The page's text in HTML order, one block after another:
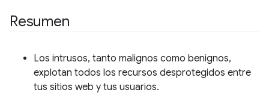
Resumen
Los intrusos, tanto malignos como benignos,
explotan todos los recursos desprotegidos entre
tus sitios web y tus usuarios.